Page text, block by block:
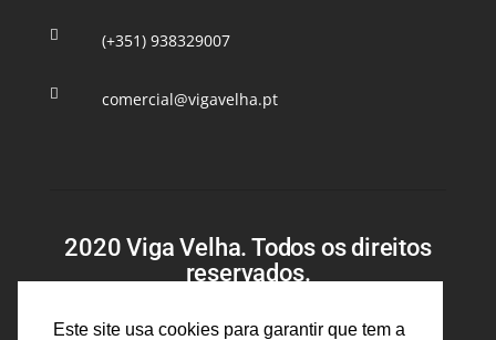
Este site usa cookies para garantir que tem a
 (+351) 938329007
 comercial@vigavelha.pt
2020 Viga Velha. Todos os direitos
reservados.
Desenvolvido porBestsites